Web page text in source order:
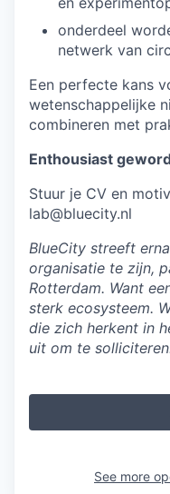
onderdeel
netwerk van
Een perfecte kans
wetenschappelijke
combineren met
Enthousiast
Stuur je CV en
lab@bluecity.nl
BlueCity streeft
organisatie te zijn,
Rotterdam. Want
sterk ecosysteem.
die zich herkent in
uit om te
See more